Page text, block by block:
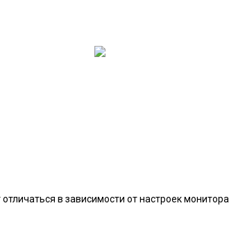
отличаться в зависимости от настроек монитора